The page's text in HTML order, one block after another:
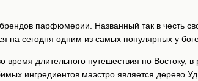
парфюмерии. Названный так в честь
на сегодня одним из самых популярных у
время длительного путешествия по Востоку,
ингредиентов маэстро является дерево